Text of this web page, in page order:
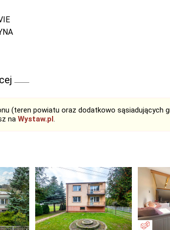
(teren powiatu oraz dodatkowo sąsiadujących
na Wystaw.pl.